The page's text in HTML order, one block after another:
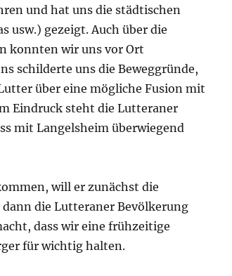
und hat uns die städtischen
usw.) gezeigt. Auch über die
konnten wir uns vor Ort
schilderte uns die Beweggründe,
über eine mögliche Fusion mit
Eindruck steht die Lutteraner
mit Langelsheim überwiegend
will er zunächst die
die Lutteraner Bevölkerung
dass wir eine frühzeitige
für wichtig halten.